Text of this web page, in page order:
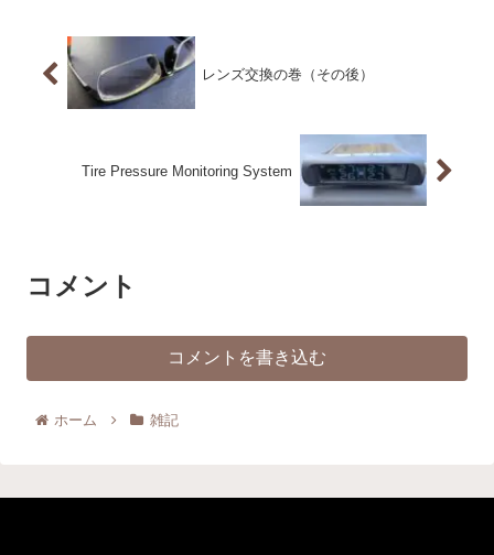
レンズ交換の巻（その後）
Tire Pressure Monitoring System
コメント
コメントを書き込む
ホーム 雑記